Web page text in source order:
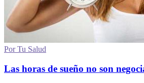
Por Tu Salud
Las horas de sueño no son